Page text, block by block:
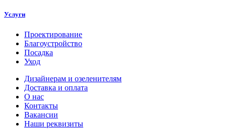
Услуги
Проектирование
Благоустройство
Посадка
Уход
Дизайнерам и озеленителям
Доставка и оплата
О нас
Контакты
Вакансии
Наши реквизиты